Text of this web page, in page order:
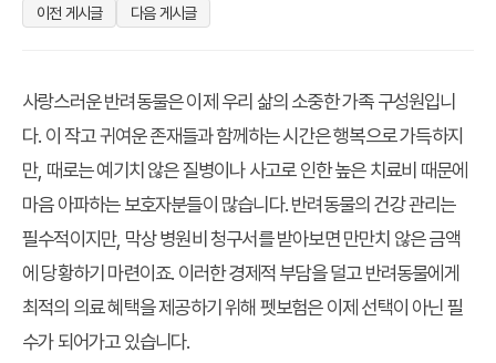
이전 게시글
다음 게시글
사랑스러운 반려동물은 이제 우리 삶의 소중한 가족 구성원입니
다. 이 작고 귀여운 존재들과 함께하는 시간은 행복으로 가득하지
만, 때로는 예기치 않은 질병이나 사고로 인한 높은 치료비 때문에
마음 아파하는 보호자분들이 많습니다. 반려동물의 건강 관리는
필수적이지만, 막상 병원비 청구서를 받아보면 만만치 않은 금액
에 당황하기 마련이죠. 이러한 경제적 부담을 덜고 반려동물에게
최적의 의료 혜택을 제공하기 위해 펫보험은 이제 선택이 아닌 필
수가 되어가고 있습니다.